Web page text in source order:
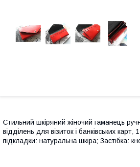
Стильний шкіряний жіночий гаманець
відділень для візиток і банківських
підкладки: натуральна шкіра; Застібка: